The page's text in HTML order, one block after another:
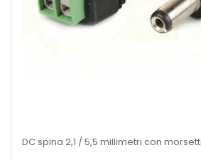
DC spina 2,1 / 5,5 millimetri con